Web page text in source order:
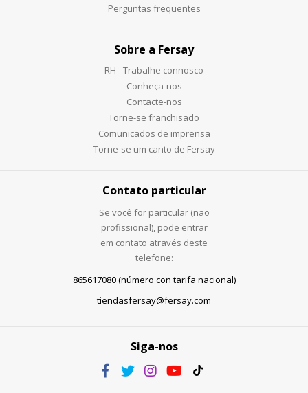
Perguntas frequentes
Sobre a Fersay
RH - Trabalhe connosco
Conheça-nos
Contacte-nos
Torne-se franchisado
Comunicados de imprensa
Torne-se um canto de Fersay
Contato particular
Se você for particular (não
profissional), pode entrar
em contato através deste
telefone:
865617080 (número con tarifa nacional)
tiendasfersay@fersay.com
Siga-nos